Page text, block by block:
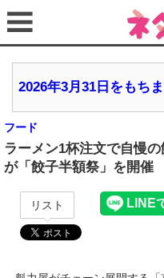
2026年3月31日をもち
フード
ラーメン1杯注文で自慢
が「餃子半額祭」を開催
リスト